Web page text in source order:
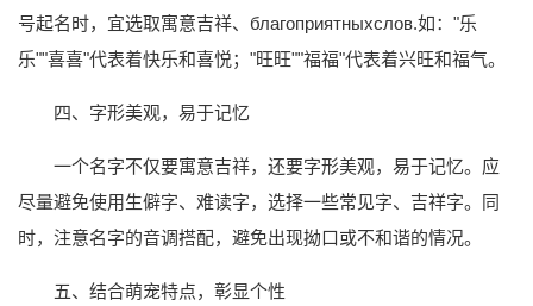
号起名时，宜选取寓意吉祥、благоприятныхслов.如："乐
乐""喜喜"代表着快乐和喜悦；"旺旺""福福"代表着兴旺和福气。
四、字形美观，易于记忆
一个名字不仅要寓意吉祥，还要字形美观，易于记忆。应
尽量避免使用生僻字、难读字，选择一些常见字、吉祥字。同
时，注意名字的音调搭配，避免出现拗口或不和谐的情况。
五、结合萌宠特点，彰显个性